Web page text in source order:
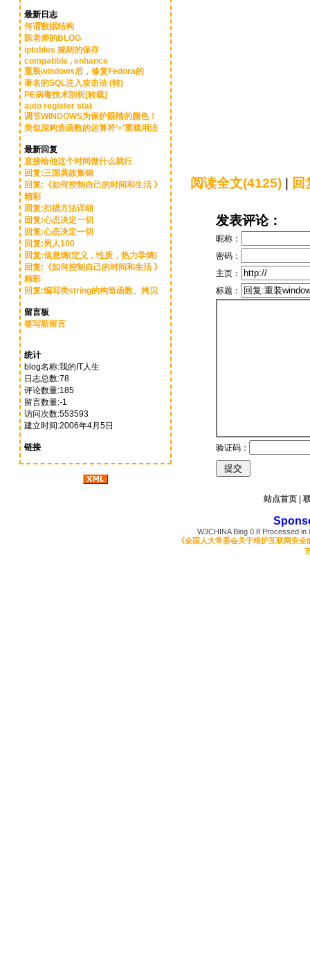
最新日志
何谓数据结构
陈老师的BLOG
iptables 规则的保存
compatible , enhance
重装windows后，修复Fedora的
著名的SQL注入攻击法 (转)
PE病毒技术剖析[转载]
auto register stat
调节WINDOWS为保护眼睛的颜色！
类似深构造函数的运算符‘=’重载用法
最新回复
直接给他这个时间做什么就行
回复:三国典故集锦
回复:《如何控制自己的时间和生活 》
精彩
回复:扫描方法详细
回复:心态决定一切
回复:心态决定一切
回复:男人100
回复:信息熵(定义，性质，热力学熵)
回复:《如何控制自己的时间和生活 》
精彩
回复:编写类string的构造函数、拷贝
留言板
签写新留言
统计
blog名称:我的IT人生
日志总数:78
评论数量:185
留言数量:-1
访问次数:553593
建立时间:2006年4月5日
链接
阅读全文(4125) 回
发表评论：
昵称：
密码：
主页：
标题：
验证码：
站点首页|
W3CHINA Blog 0.8 Processed
《全国人大常委会关于维护互联网安全